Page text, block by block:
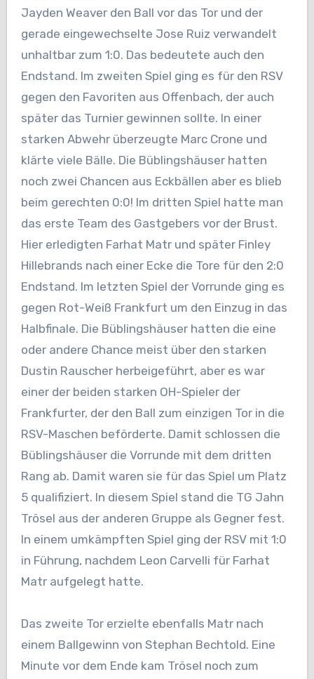
Jayden Weaver den Ball vor das Tor und der
gerade eingewechselte Jose Ruiz verwandelt
unhaltbar zum 1:0. Das bedeutete auch den
Endstand. Im zweiten Spiel ging es für den RSV
gegen den Favoriten aus Offenbach, der auch
später das Turnier gewinnen sollte. In einer
starken Abwehr überzeugte Marc Crone und
klärte viele Bälle. Die Büblingshäuser hatten
noch zwei Chancen aus Eckbällen aber es blieb
beim gerechten 0:0! Im dritten Spiel hatte man
das erste Team des Gastgebers vor der Brust.
Hier erledigten Farhat Matr und später Finley
Hillebrands nach einer Ecke die Tore für den 2:0
Endstand. Im letzten Spiel der Vorrunde ging es
gegen Rot-Weiß Frankfurt um den Einzug in das
Halbfinale. Die Büblingshäuser hatten die eine
oder andere Chance meist über den starken
Dustin Rauscher herbeigeführt, aber es war
einer der beiden starken OH-Spieler der
Frankfurter, der den Ball zum einzigen Tor in die
RSV-Maschen beförderte. Damit schlossen die
Büblingshäuser die Vorrunde mit dem dritten
Rang ab. Damit waren sie für das Spiel um Platz
5 qualifiziert. In diesem Spiel stand die TG Jahn
Trösel aus der anderen Gruppe als Gegner fest.
In einem umkämpften Spiel ging der RSV mit 1:0
in Führung, nachdem Leon Carvelli für Farhat
Matr aufgelegt hatte.
Das zweite Tor erzielte ebenfalls Matr nach
einem Ballgewinn von Stephan Bechtold. Eine
Minute vor dem Ende kam Trösel noch zum